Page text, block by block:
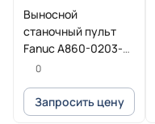
Выносной
станочный пульт
Fanuc A860-0203-
T013
0
Запросить цену